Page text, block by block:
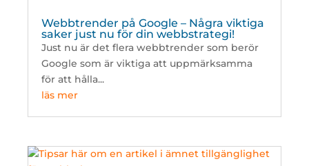
Webbtrender på Google – Några viktiga
saker just nu för din webbstrategi!
Just nu är det flera webbtrender som berör
Google som är viktiga att uppmärksamma
för att hålla...
läs mer